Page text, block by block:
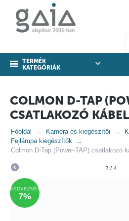
TERMÉK
KATEGÓRIÁK
COLMON D-TAP
CSATLAKOZÓ
Főoldal Kamera és kiegészítői
Fejlámpa kiegészítők
Colmon D-Tap (Power-TAP) csatlakozó
2 / 4
KEDVEZMÉNY
7%